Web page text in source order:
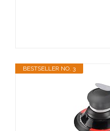
BESTSELLER NO. 3